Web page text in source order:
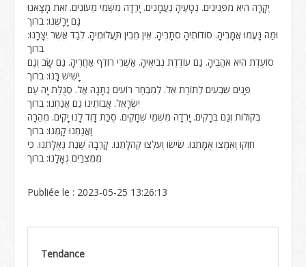
יְקָרָה הִיא מִפְּנִינִים. נְטָעֶיהָ נַעֲמָנִים. יָרְדָה מִשְּׁמֵי מְעוֹנִים. זֹאת מָצָאנוּ
גַּם יָרָשְׁנוּ: ברוך
וּמַה נָּעֲמוּ אֲמָרֶיהָ. סוֹדוֹתֶיהָ סְתָרֶיהָ. אֵין מֵבִין תַּעֲלוּמֶיהָ. לְבַד אֲשֶׁר יְצָרָנוּ:
ברוך
סוֹעֶדֶת הִיא אֹהֲבֶיהָ. גַּם עוֹדֶדֶת נְבִיאֶיהָ. אַשְׁרֵי רוֹדֵף אַחֲרֶיהָ. גַּם שָׂב וְגַם
יָשִׁישׁ בָּנוּ: ברוך
פָּנִים שִׁבְעִים לְתוֹרַת אֵל. לְמִבְחַר רוֹעִים נְתָנָהּ אֶל. סְגֻלַּת יָהּ עַם
יִשְׂרָאֵל. אֲבוֹתֵינוּ גַם אֲנַחְנוּ: ברוך
בְּקוֹלוֹת וְגַם בְּרָקִים. יָרְדָה מִשְּׁמֵי שְׁחָקִים. סֻכַּת דָּוִד לָנוּ יָקִים. מְהֵרָה
וַאֲנַחְנוּ קָמְנוּ: ברוך
חִזְקוּ וְאִמְצוּ אֻמָּתֵנוּ. שִׂישׂוּ וְעִלְצוּ קְהִלָּתֵנוּ. קָרְבָה שְׁנַת גְּאֻלָּתֵנוּ. כִּי
מִמִּצְרַיִם גְּאָלָנוּ: ברוך
Publiée le : 2023-05-25 13:26:13
Tendance